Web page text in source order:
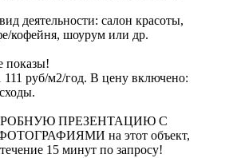
деятельности: салон красоты,
кофейня, шоурум или др.
показы!
руб/м2/год. В цену включено:
ПРЕЗЕНТАЦИЮ С
на этот объект,
15 минут по запросу!